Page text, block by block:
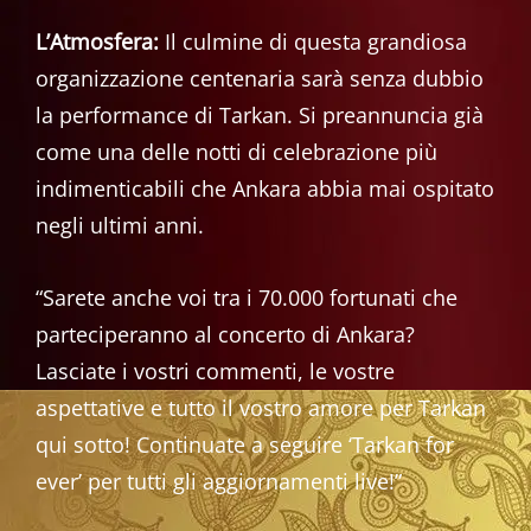
L’Atmosfera: Il culmine di questa grandiosa
organizzazione centenaria sarà senza dubbio
la performance di Tarkan. Si preannuncia già
come una delle notti di celebrazione più
indimenticabili che Ankara abbia mai ospitato
negli ultimi anni.
“Sarete anche voi tra i 70.000 fortunati che
parteciperanno al concerto di Ankara?
Lasciate i vostri commenti, le vostre
aspettative e tutto il vostro amore per Tarkan
qui sotto! Continuate a seguire ‘Tarkan for
ever’ per tutti gli aggiornamenti live!”